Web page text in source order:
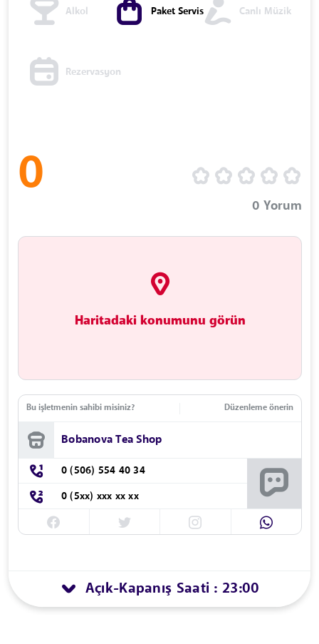
Alkol Paket Servis Canlı Müzik
Rezervasyon
0
0 Yorum
Haritadaki konumunu görün
Bu işletmenin sahibi misiniz? Düzenleme önerin
Bobanova Tea Shop
0 (506) 554 40 34
0 (5xx) xxx xx xx
Açık-Kapanış Saati : 23:00